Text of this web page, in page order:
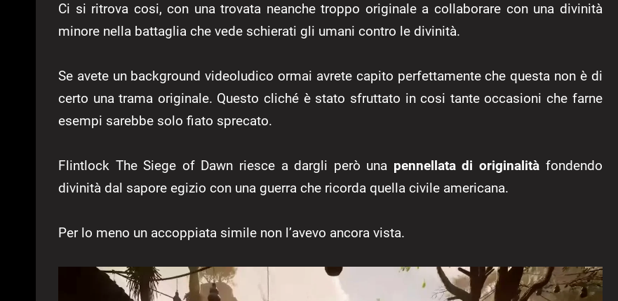
Ci si ritrova cosi, con una trovata neanche troppo originale a collaborare con una divinità
minore nella battaglia che vede schierati gli umani contro le divinità.
Se avete un background videoludico ormai avrete capito perfettamente che questa non è di
certo una trama originale. Questo cliché è stato sfruttato in cosi tante occasioni che farne
esempi sarebbe solo fiato sprecato.
Flintlock The Siege of Dawn riesce a dargli però una pennellata di originalità fondendo
divinità dal sapore egizio con una guerra che ricorda quella civile americana.
Per lo meno un accoppiata simile non l’avevo ancora vista.